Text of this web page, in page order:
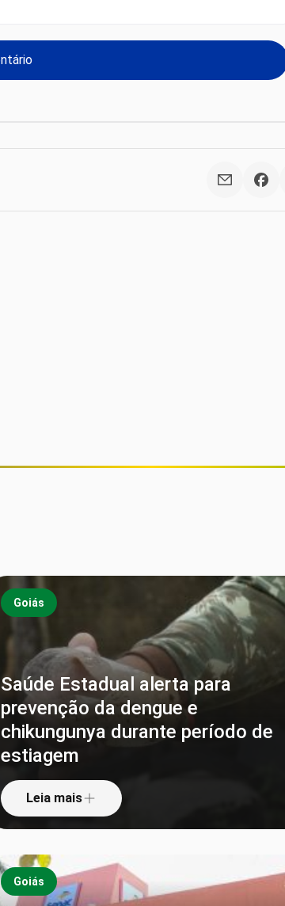
Goiás
Saúde Estadual alerta para
prevenção da dengue e
chikungunya durante período de
estiagem
Leia mais
Goiás